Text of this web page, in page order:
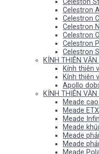
Celestron
Celestron
Celestron
Celestron
Celestron
Celestron
KÍNH THIÊN VĂN
Kính thiên
Kính thiên
Apollo
KÍNH THIÊN VĂN
Meade
Meade ETX
Meade
Meade
Meade
Meade
Meade